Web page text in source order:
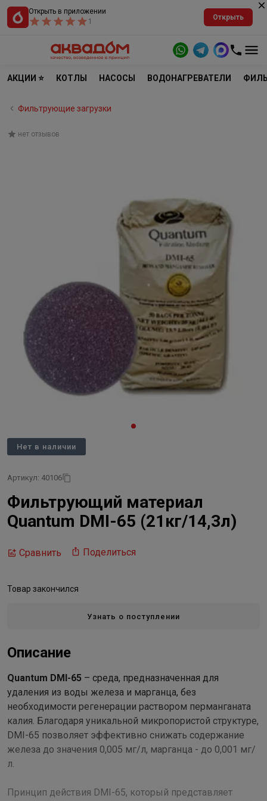
Открыть в приложении
1
Открыть
АКЦИИ ⭐ КОТЛЫ НАСОСЫ ВОДОНАГРЕВАТЕЛИ
Фильтрующие загрузки
нет отзывов
Нет в наличии
Артикул: 40106
Фильтрующий материал
Quantum DMI-65 (21кг/14,3л)
Сравнить Поделиться
Товар закончился
Узнать о поступлении
Описание
Quantum DMI-65 – среда, предназначенная для
удаления из воды железа и марганца, без
необходимости регенерации раствором перманганата
калия. Благодаря уникальной микропористой структуре,
DMI-65 позволяет эффективно снижать содержание
железа до значения 0,005 мг/л, марганца - до 0,001 мг/
л.
Принцип действия DMI-65, который представляет